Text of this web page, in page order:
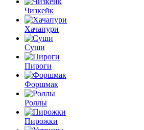
Чизкейк
Хачапури
Суши
Пироги
Форшмак
Роллы
Пирожки